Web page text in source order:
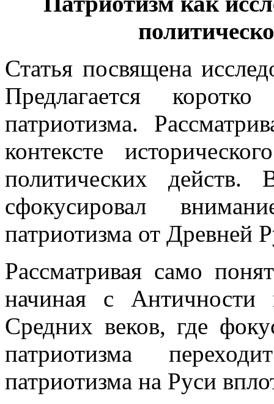
Статья посвящена
Предлагается
патриотизма.
контексте
политических действ.
сфокусировал
патриотизма от Древней
Рассматривая само
начиная с
Средних веков, где
патриотизма
патриотизма на Руси